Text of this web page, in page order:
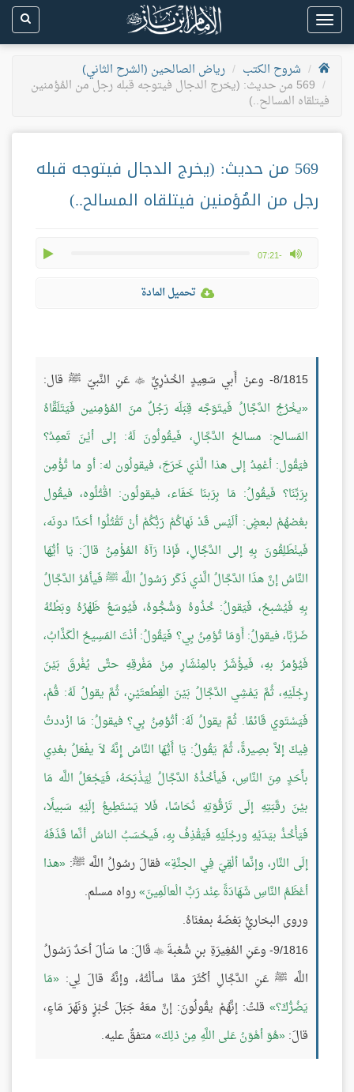
Toggle
navigation
شروح الكتب
رياض الصالحين (الشرح الثاني)
569 من حديث: (يخرج الدجال فيتوجه قبله رجل من المُؤمنين
فيتلقاه المسالح..)
569 من حديث: (يخرج الدجال فيتوجه قبله
رجل من المُؤمنين فيتلقاه المسالح..)
-07:21
max volume
تحميل المادة
8/1815- وعنْ أَبي سَعِيدٍ الخُدْرِيِّ عَنِ النَّبيّ ﷺ قال:
يخْرُجُ الدَّجَّالُ فَيتَوَجَّه قِبَلَه رَجُلٌ منَ المُؤمِنين فَيَتَلَقَّاهُ
المَسالح: مسالحُ الدَّجَّالِ، فَيقُولُونَ لَهُ: إلى أيْنَ تَعمِدُ؟
فيَقُول: أعْمِدُ إلى هذا الَّذي خَرَجَ، فيقولُون له: أو ما تُؤْمِن
بِرَبِّنَا؟ فَيقُولُ: مَا بِرَبنَا خَفَاء، فيقولُون: اقْتُلُوه، فيقُول
بعْضهُمْ لبعضٍ: ألَيْس قَدْ نَهاكُمْ رَبُّكُمْ أنْ تَقْتُلُوا أحَدًا دونَه،
فَينْطَلِقُونَ بِهِ إلى الدَّجَّالِ، فَإذا رَآهُ المُؤْمِنُ قالَ: يَا أيُّهَا
النَّاسُ إنَّ هذَا الدَّجَّالُ الَّذي ذَكَر رَسُولُ اللَّه ﷺ فَيأمُرُ الدَّجَّالُ
بِهِ فَيُشبحُ، فَيَقولُ: خُذُوهُ وَشُجُّوهُ، فَيُوسَعُ ظَهْرُهُ وبَطْنُهُ
ضَرْبًا، فيقولُ: أَوَمَا تُؤمِنُ بِي؟ فَيَقُولُ: أنْتَ المَسِيحُ الْكَذَّابُ،
فَيُؤمرُ بهِ، فَيؤْشَرُ بالمِنْشَارِ مِنْ مَفْرقِهِ حتَّى يُفْرقَ بَيْنَ
رِجْلَيْهِ، ثُمَّ يَمْشِي الدَّجَّالُ بَيْنَ الْقِطْعتَيْنِ، ثُمَّ يقولُ لَهُ: قُمْ،
فَيَسْتَوي قَائمًا. ثُمَّ يقولُ لَهُ: أتُؤمِنُ بِي؟ فيقولُ: مَا ازْددتُ
فِيكَ إلاَّ بصِيرةً، ثُمَّ يَقُولُ: يَا أَيُّهَا النَّاسُ إِنَّهُ لاَ يفْعَلُ بعْدِي
بأَحَدٍ مِنَ النَّاسِ، فَيأخُذُهُ الدَّجَّالُ لِيَذْبَحَهُ، فَيَجْعَلُ اللَّه مَا
بيْنَ رقَبَتِهِ إلَى تَرْقُوَتِهِ نُحَاسًا، فَلا يَسْتَطِيعُ إلَيْهِ سَبيلًا،
فَيَأْخُذُ بيَدَيْهِ ورجْلَيْهِ فَيَقْذِفُ بِهِ، فَيحْسَبُ الناسُ أنَّما قَذَفَهُ
إلَى النَّار، وإنَّما ألْقِيَ فِي الجنَّةِ فقالَ رسُولُ اللَّه ﷺ: هذا
أعْظَمُ النَّاسِ شَهَادَةً عِنْد رَبِّ الْعالَمِينَ رواه مسلم.
وروى البخاريُّ بَعْضَهُ بمعْنَاهُ.
9/1816- وعَنِ المُغِيرَةِ بنِ شُعْبةَ
 قَالَ: ما سَألَ أحَدٌ رَسُولُ
اللَّه ﷺ عَنِ الدَّجَّالِ أكْثَرَ ممَّا سألْتُهُ، وإنَّهُ قالَ لِي:
مَا
يَضُرُّكَ؟ قلتُ: إنَّهُمْ يقُولُونَ: إنَّ معَهُ جَبَلَ خُبْزٍ وَنَهْرَ مَاءٍ،
قالَ: هُوَ أهْوَنُ عَلى اللَّهِ مِنْ ذلِكَ متفقٌ عليه.